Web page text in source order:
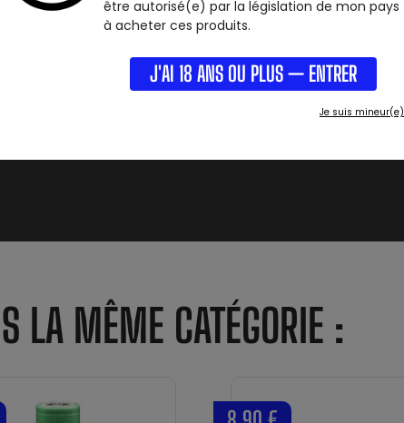
être autorisé(e) par la législation de mon pays
à acheter ces produits.
J'AI 18 ANS OU PLUS — ENTRER
Je suis mineur(e)
LA MÊME CATÉGORIE :